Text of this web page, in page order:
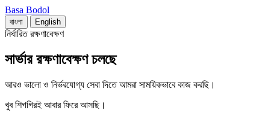
Basa Bodol
বাংলা English
নির্ধারিত রক্ষণাবেক্ষণ
সার্ভার রক্ষণাবেক্ষণ চলছে
আরও ভালো ও নির্ভরযোগ্য সেবা দিতে আমরা সাময়িকভাবে কাজ করছি।
খুব শিগগিরই আবার ফিরে আসছি।